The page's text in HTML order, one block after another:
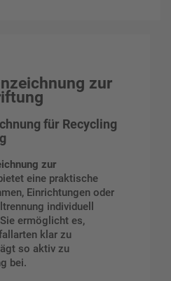
zur
für Recycling
zur
eine praktische
Einrichtungen oder
individuell
ermöglicht es,
klar zu
so aktiv zu
bei.